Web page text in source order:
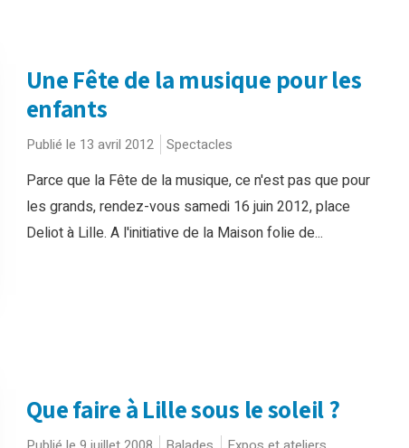
Une Fête de la musique pour les
enfants
Publié le 13 avril 2012 Spectacles
Parce que la Fête de la musique, ce n'est pas que pour
les grands, rendez-vous samedi 16 juin 2012, place
Deliot à Lille. A l'initiative de la Maison folie de...
Que faire à Lille sous le soleil ?